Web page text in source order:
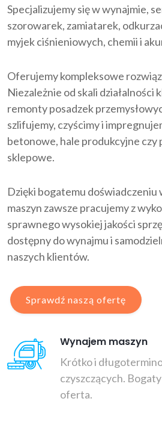
Specjalizujemy się w wynajmie,
szorowarek, zamiatarek,
myjek ciśnieniowych, chemii i
Oferujemy kompleksowe
Niezależnie od skali działalności
remonty posadzek
szlifujemy, czyścimy i
betonowe, hale produkcyjne czy
sklepowe.
Dzięki bogatemu doświadczeniu
maszyn zawsze pracujemy z
sprawnego wysokiej jakości
dostępny do wynajmu i
naszych klientów.
Sprawdź naszą ofertę
Wynajem maszyn
Krótko i
czyszczących.
oferta.